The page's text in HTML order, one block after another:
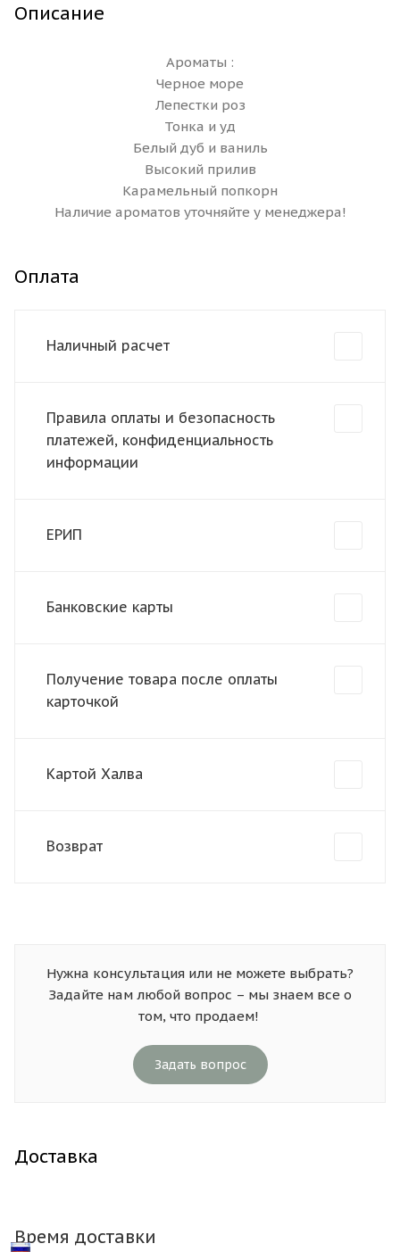
Описание
Ароматы :
Черное море
Лепестки роз
Тонка и уд
Белый дуб и ваниль
Высокий прилив
Карамельный попкорн
Наличие ароматов уточняйте у менеджера!
Оплата
Наличный расчет
Правила оплаты и безопасность
платежей, конфиденциальность
информации
ЕРИП
Банковские карты
Получение товара после оплаты
карточкой
Картой Халва
Возврат
Нужна консультация или не можете выбрать?
Задайте нам любой вопрос – мы знаем все о
том, что продаем!
Задать вопрос
Доставка
Время доставки